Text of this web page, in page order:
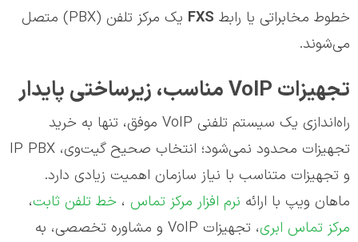
خطوط مخابراتی یا رابط FXS
یک مرکز تلفن (PBX) متصل
می‌شوند.
تجهیزات VoIP مناسب، زیرساختی پایدار
راه‌اندازی یک سیستم تلفنی VoIP موفق، تنها به خرید
تجهیزات محدود نمی‌شود؛ انتخاب صحیح گیت‌وی، IP PBX
و تجهیزات متناسب با نیاز سازمان اهمیت زیادی دارد.
ماهان ویپ با ارائه نرم افزار مرکز تماس ، خط تلفن ثابت،
مرکز تماس ابری
، تجهیزات VoIP و مشاوره تخصصی، به